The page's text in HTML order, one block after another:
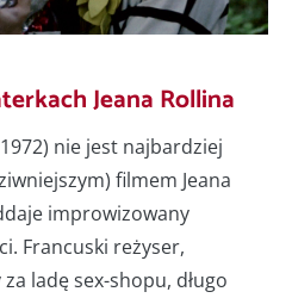
Jeana Rollina
nie jest najbardziej
filmem Jeana
improwizowany
Francuski reżyser,
ladę sex-shopu, długo